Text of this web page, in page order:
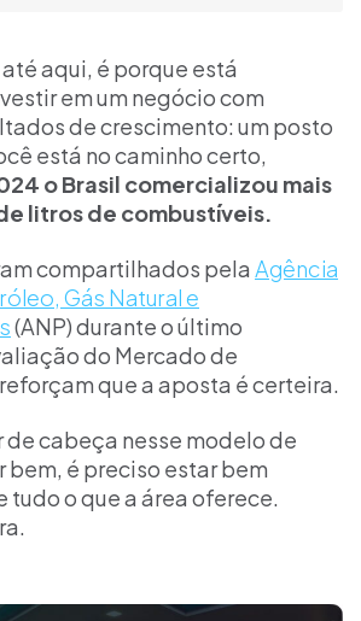
aqui, é porque está
em um negócio com
de crescimento: um posto
está no caminho certo,
o Brasil comercializou mais
litros de combustíveis.
compartilhados pela Agência
Gás Natural e
(ANP) durante o último
do Mercado de
que a aposta é certeira.
de cabeça nesse modelo de
bem, é preciso estar bem
tudo o que a área oferece.